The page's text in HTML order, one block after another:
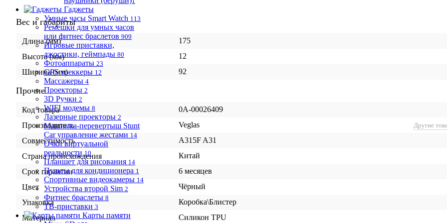
Гаджеты
Умные часы Smart Watch 113
Ремешки для умных часов
или фитнес браслетов 909
Игровые приставки,
джостики, геймпады 80
Фотоаппараты 23
GPS треккеры 12
Массажеры 4
Проекторы 2
3D Ручки 2
WIFI модемы 8
Лазерные проекторы 2
Машинка-перевертыш Stunt
Car управление жестами 14
Очки виртуальной
реальности 10
Планшет для рисования 14
Пульты для кондиционера 1
Спортивные видеокамеры 14
Устройства второй Sim 2
Фитнес браслеты 8
ТВ-приставки 3
Карты памяти
Вес и габариты
Длина (мм)
175
Высота (мм)
12
Ширина (мм)
92
Прочие
Код товара
0А-00026409
Производитель
Veglas Другие
Совместимость
A315F A31
Страна происхождения
Китай
Срок гарантии
6 месяцев
Цвет
Чёрный
Упаковка
Коробка\Блистер
Материал
Силикон TPU